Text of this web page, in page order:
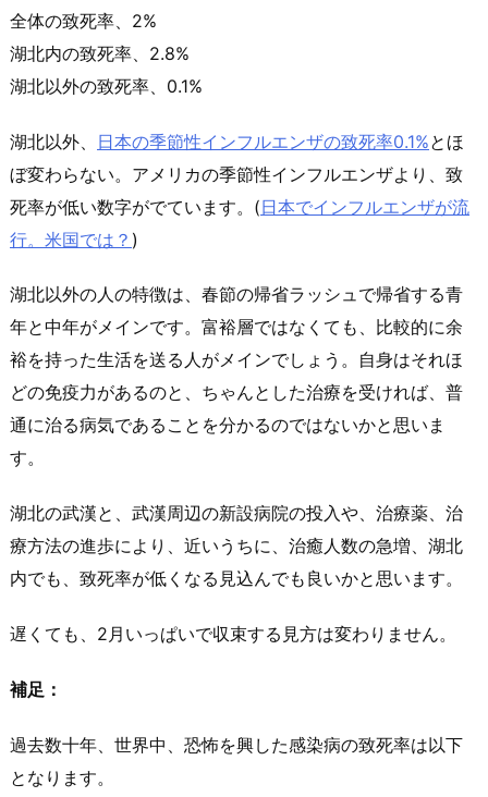
全体の致死率、2%
湖北内の致死率、2.8%
湖北以外の致死率、0.1%
湖北以外、 日本の季節性インフルエンザの致死率0.1%とほ
ぼ変わらない。アメリカの季節性インフルエンザより、致
死率が低い数字がでています。(日本でインフルエンザが流
行。米国では？ )
湖北以外の人の特徴は、春節の帰省ラッシュで帰省する青
年と中年がメインです。富裕層ではなくても、比較的に余
裕を持った生活を送る人がメインでしょう。自身はそれほ
どの免疫力があるのと、ちゃんとした治療を受ければ、普
通に治る病気であることを分かるのではないかと思いま
す。
湖北の武漢と、武漢周辺の新設病院の投入や、治療薬、治
療方法の進歩により、近いうちに、治癒人数の急増、湖北
内でも、致死率が低くなる見込んでも良いかと思います。
遅くても、2月いっぱいで収束する見方は変わりません。
補足：
過去数十年、世界中、恐怖を興した感染病の致死率は以下
となります。